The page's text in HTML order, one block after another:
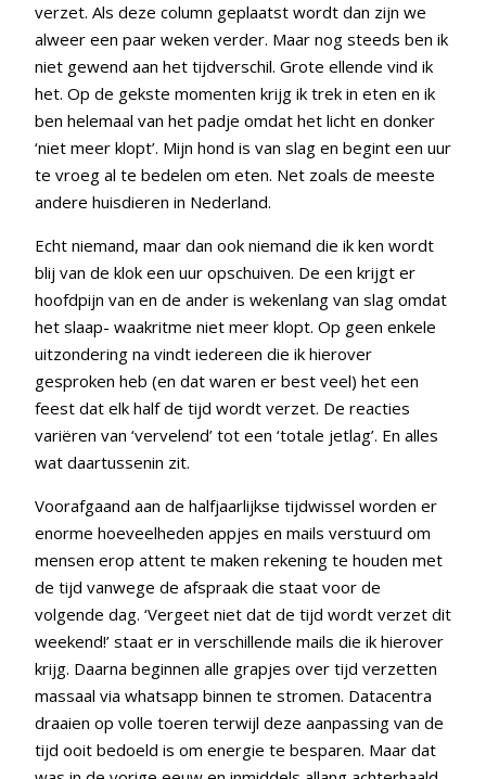
verzet. Als deze column geplaatst wordt dan zijn we
alweer een paar weken verder. Maar nog steeds ben ik
niet gewend aan het tijdverschil. Grote ellende vind ik
het. Op de gekste momenten krijg ik trek in eten en ik
ben helemaal van het padje omdat het licht en donker
‘niet meer klopt’. Mijn hond is van slag en begint een uur
te vroeg al te bedelen om eten. Net zoals de meeste
andere huisdieren in Nederland.
Echt niemand, maar dan ook niemand die ik ken wordt
blij van de klok een uur opschuiven. De een krijgt er
hoofdpijn van en de ander is wekenlang van slag omdat
het slaap- waakritme niet meer klopt. Op geen enkele
uitzondering na vindt iedereen die ik hierover
gesproken heb (en dat waren er best veel) het een
feest dat elk half de tijd wordt verzet. De reacties
variëren van ‘vervelend’ tot een ‘totale jetlag’. En alles
wat daartussenin zit.
Voorafgaand aan de halfjaarlijkse tijdwissel worden er
enorme hoeveelheden appjes en mails verstuurd om
mensen erop attent te maken rekening te houden met
de tijd vanwege de afspraak die staat voor de
volgende dag. ‘Vergeet niet dat de tijd wordt verzet dit
weekend!’ staat er in verschillende mails die ik hierover
krijg. Daarna beginnen alle grapjes over tijd verzetten
massaal via whatsapp binnen te stromen. Datacentra
draaien op volle toeren terwijl deze aanpassing van de
tijd ooit bedoeld is om energie te besparen. Maar dat